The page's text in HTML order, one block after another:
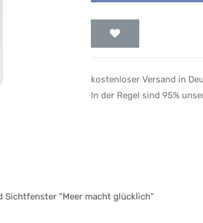
kostenloser Versand in
In der Regel sind 95%
Sichtfenster "Meer macht glücklich"